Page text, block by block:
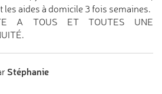
les aides à domicile 3 fois semaines.
A TOUS ET TOUTES UNE
Stéphanie